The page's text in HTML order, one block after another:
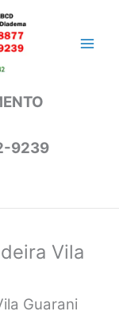
9239
Vila
Guarani